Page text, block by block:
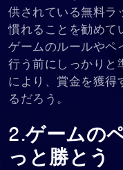
供されている無料ラ
慣れることを勧めて
ゲームのルールやペ
行う前にしっかりと
により、賞金を獲得
るだろう。
2.ゲームの
っと勝とう